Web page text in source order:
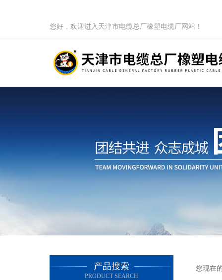
您好，欢迎进入天津市电缆总厂橡塑电缆厂网站！
产品搜索
PRODUCT SEARCH
您现在